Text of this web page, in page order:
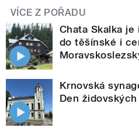
VÍCE Z POŘADU
Chata Skalka
do těšínské i
Krnovská
Den